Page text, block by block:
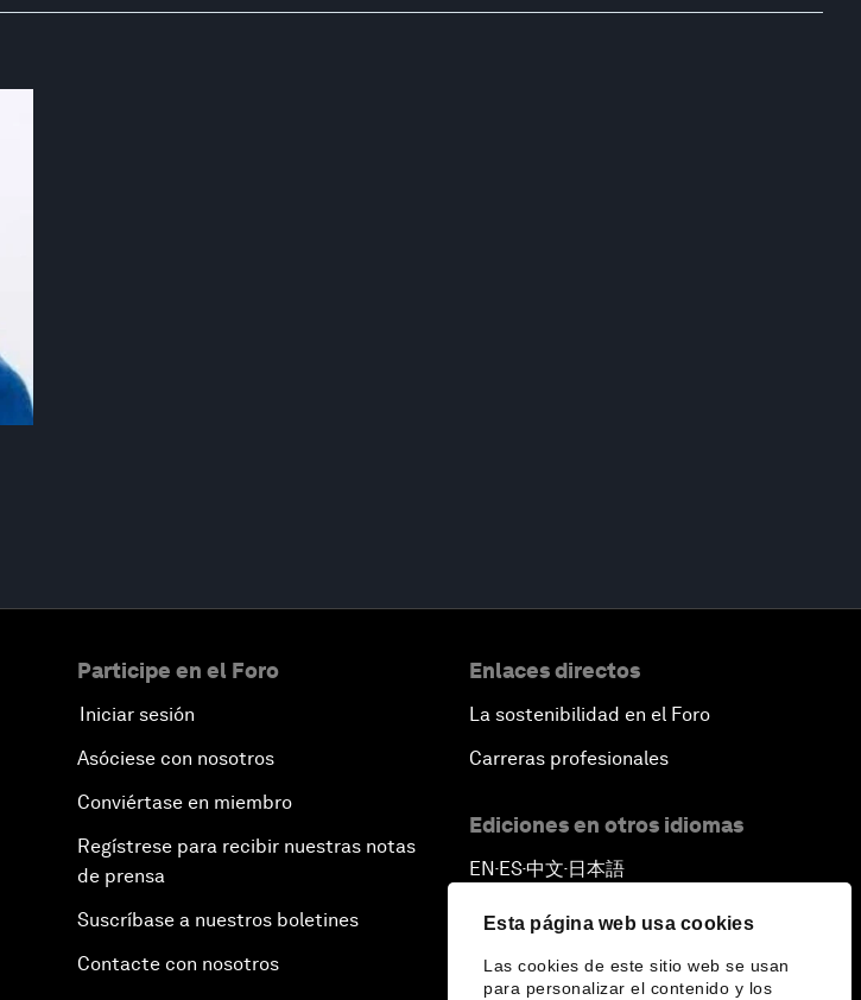
Esta página web usa cookies
Las cookies de este sitio web se usan
para personalizar el contenido y los
Participe en el Foro
Iniciar sesión
Asóciese con nosotros
Conviértase en miembro
Regístrese para recibir nuestras notas
de prensa
Suscríbase a nuestros boletines
Contacte con nosotros
Enlaces directos
La sostenibilidad en el Foro
Carreras profesionales
Ediciones en otros idiomas
EN ▪ES▪中文▪ 日本語